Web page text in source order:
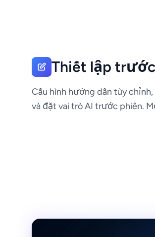
Thiết lập
Cấu hình hướng dẫn tùy
và đặt vai trò AI trước phiên.